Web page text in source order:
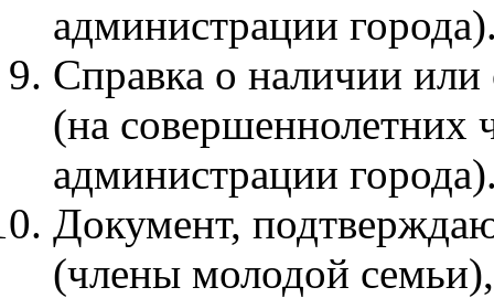
администрации
Справка о наличии или
(на
администрации
Документ,
(члены молодой